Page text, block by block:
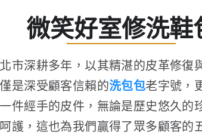
微笑好室修洗鞋
市深耕多年，以其精湛的皮革修復
是深受顧客信賴的洗包包老字號，
件經手的皮件，無論是歷史悠久的
護，這也為我們贏得了眾多顧客的